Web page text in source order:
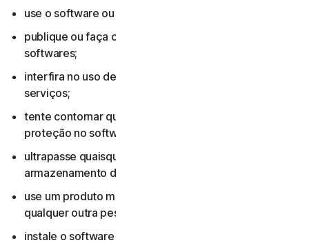
use o software ou os serviços para fazer algo ilegal;
publique ou faça cópias (que não sejam backups) dos
softwares;
interfira no uso de outras pessoas do software ou dos
serviços;
tente contornar quaisquer medidas técnicas de
proteção no software e nos serviços;
ultrapasse quaisquer limitações aplicáveis de
armazenamento de conteúdo ou largura de banda;
use um produto multiusuário para rastrear e monitorar
qualquer outra pessoa sem o consentimento dela;
instale o software ou os serviços em mais dispositivos